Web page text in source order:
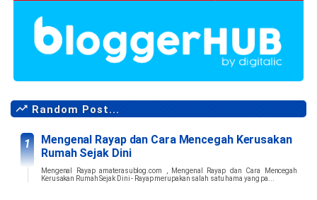
Random Post...
Mengenal Rayap dan Cara Mencegah Kerusakan
Rumah Sejak Dini
Mengenal Rayap amaterasublog.com , Mengenal Rayap dan Cara Mencegah
Kerusakan Rumah Sejak Dini - Rayap merupakan salah satu hama yang pa...